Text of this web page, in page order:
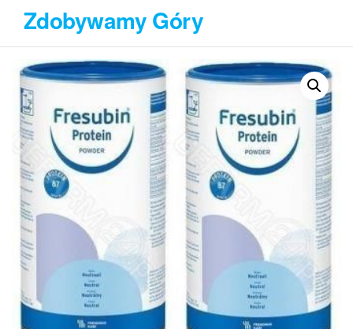
Przejdź
treści
Zdobywamy Góry